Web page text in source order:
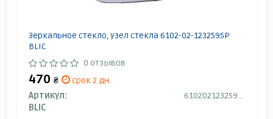
Зеркальное стекло, узел стекла 6102-02-1232595P
BLIC
0 отзывов
470 ₴
срок 2 дн.
Артикул:
6102021232595P
BLIC